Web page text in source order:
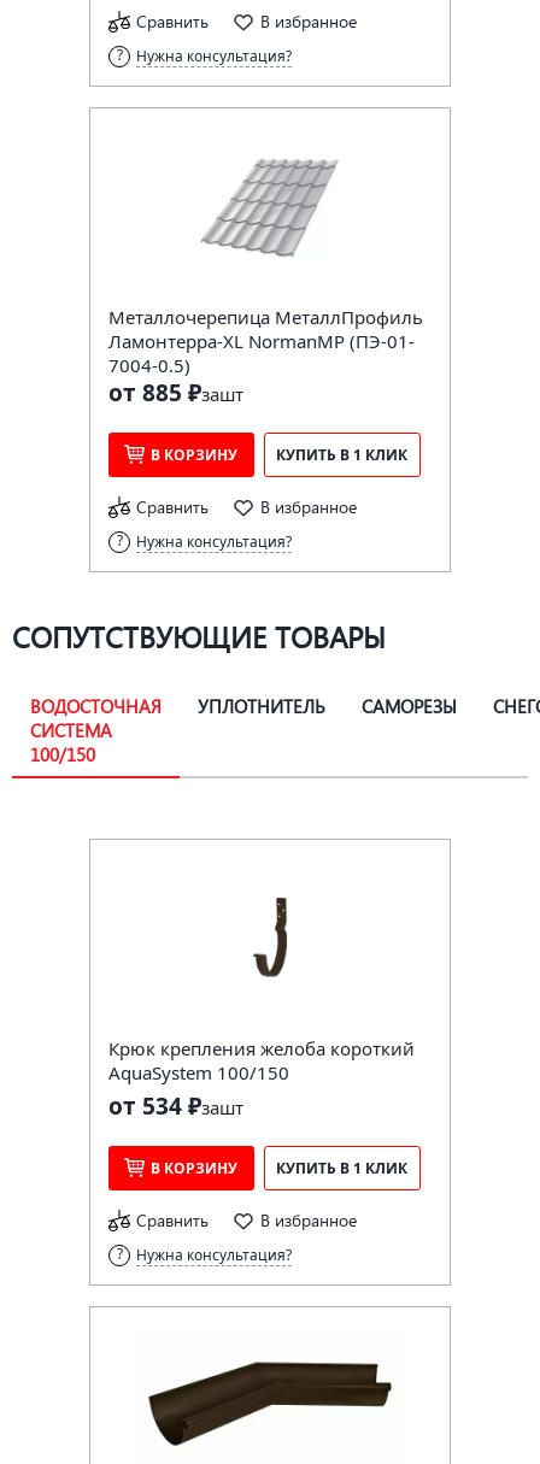
Сравнить В избранное
Нужна консультация?
Металлочерепица МеталлПрофиль
Ламонтерра-XL NormanMP (ПЭ-01-
7004-0.5)
от 885 ₽зашт
В КОРЗИНУ КУПИТЬ В 1 КЛИК
Сравнить В избранное
Нужна консультация?
СОПУТСТВУЮЩИЕ ТОВАРЫ
ВОДОСТОЧНАЯ
СИСТЕМА
100/150
УПЛОТНИТЕЛЬ САМОРЕЗЫ
Крюк крепления желоба короткий
AquaSystem 100/150
от 534 ₽зашт
В КОРЗИНУ КУПИТЬ В 1 КЛИК
Сравнить В избранное
Нужна консультация?